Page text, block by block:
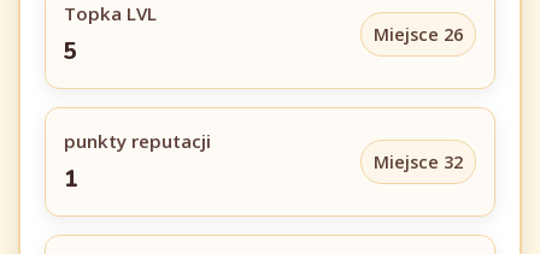
Topka LVL
5
Miejsce 26
punkty reputacji
1
Miejsce 32